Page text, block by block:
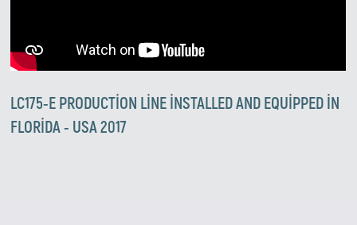
LC175-E PRODUCTION LINE INSTALLED AND EQUIPPED IN
FLORIDA - USA 2017
En kısa sürede cevap vereceğiz